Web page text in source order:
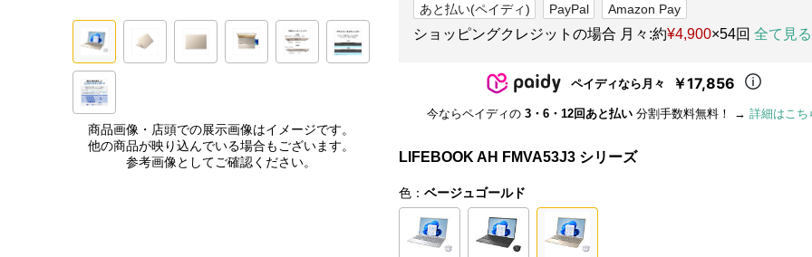
商品画像・店頭での展示画像はイメージです。
他の商品が映り込んでいる場合もございます。
参考画像としてご確認ください。
あと払い(ペイディ)
PayPal Amazon Pay
ショッピングクレジットの場合 月々:約¥4,900×54回 全て見る
ペイディなら月々 ￥17,856
今ならペイディの 3・6・12回あと払い 分割手数料無料！ → 詳細はこち
LIFEBOOK AH FMVA53J3 シリーズ
色： ベージュゴールド